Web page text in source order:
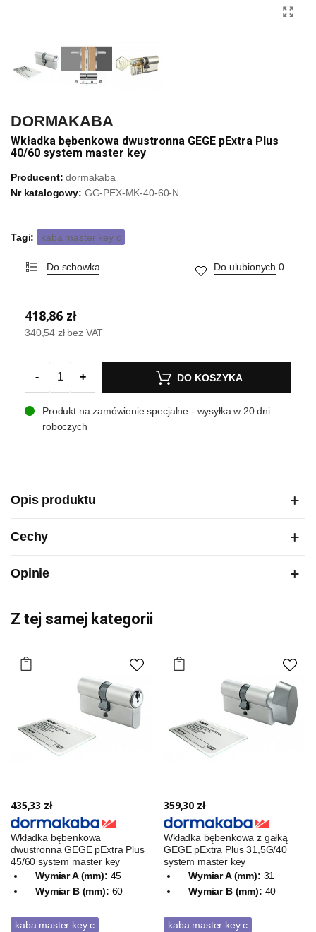
DORMAKABA
Wkładka bębenkowa dwustronna GEGE pExtra Plus
40/60 system master key
Producent: dormakaba
Nr katalogowy: GG-PEX-MK-40-60-N
Tagi: kaba master key c
Do schowka Do ulubionych 0
418,86 zł
340,54 zł bez VAT
- + DO KOSZYKA
Produkt na zamówienie specjalne - wysyłka w 20 dni
roboczych
Opis produktu
Cechy
Opinie
Z tej samej kategorii
435,33 zł
Wkładka bębenkowa
dwustronna GEGE pExtra Plus
45/60 system master key
Wymiar A (mm): 45
Wymiar B (mm): 60
kaba master key c
359,30 zł
Wkładka bębenkowa z gałką
GEGE pExtra Plus 31,5G/40
system master key
Wymiar A (mm): 31
Wymiar B (mm): 40
kaba master key c